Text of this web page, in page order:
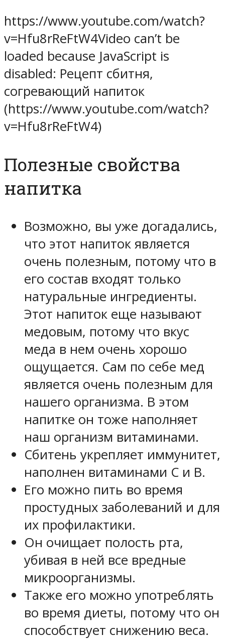
https://www.youtube.com/watch?
v=Hfu8rReFtW4Video can’t be
loaded because JavaScript is
disabled: Рецепт сбитня,
согревающий напиток
(https://www.youtube.com/watch?
v=Hfu8rReFtW4)
Полезные свойства
напитка
Возможно, вы уже догадались,
что этот напиток является
очень полезным, потому что в
его состав входят только
натуральные ингредиенты.
Этот напиток еще называют
медовым, потому что вкус
меда в нем очень хорошо
ощущается. Сам по себе мед
является очень полезным для
нашего организма. В этом
напитке он тоже наполняет
наш организм витаминами.
Сбитень укрепляет иммунитет,
наполнен витаминами С и В.
Его можно пить во время
простудных заболеваний и для
их профилактики.
Он очищает полость рта,
убивая в ней все вредные
микроорганизмы.
Также его можно употреблять
во время диеты, потому что он
способствует снижению веса.